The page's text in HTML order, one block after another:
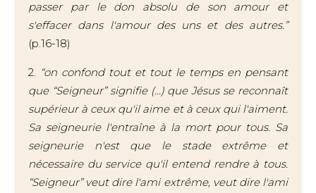
passer par le don absolu de son amour et
s'effacer dans l'amour des uns et des autres.”
(p.16-18)
2. “on confond tout et tout le temps en pensant
que “Seigneur” signifie (...) que Jésus se reconnaît
supérieur à ceux qu'il aime et à ceux qui l'aiment.
Sa seigneurie l'entraîne à la mort pour tous. Sa
seigneurie n'est que le stade extrême et
nécessaire du service qu'il entend rendre à tous.
“Seigneur” veut dire l'ami extrême, veut dire l'ami